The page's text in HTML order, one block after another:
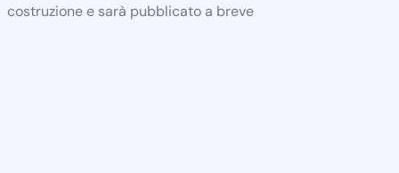
costruzione e sarà pubblicato a breve